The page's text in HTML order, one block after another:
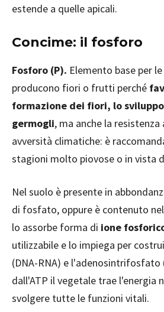
estende a quelle apicali.
Concime: il fosforo
Fosforo (P). Elemento base per
producono fiori o frutti perché
formazione dei fiori, lo
germogli, ma anche la
avversità climatiche: è
stagioni molto piovose o in vista
Nel suolo è presente in
di fosfato, oppure è contenuto
lo assorbe forma di ione
utilizzabile e lo impiega per
(DNA-RNA) e l'adenosintrifosfato
dall'ATP il vegetale trae l'energia
svolgere tutte le funzioni vitali.